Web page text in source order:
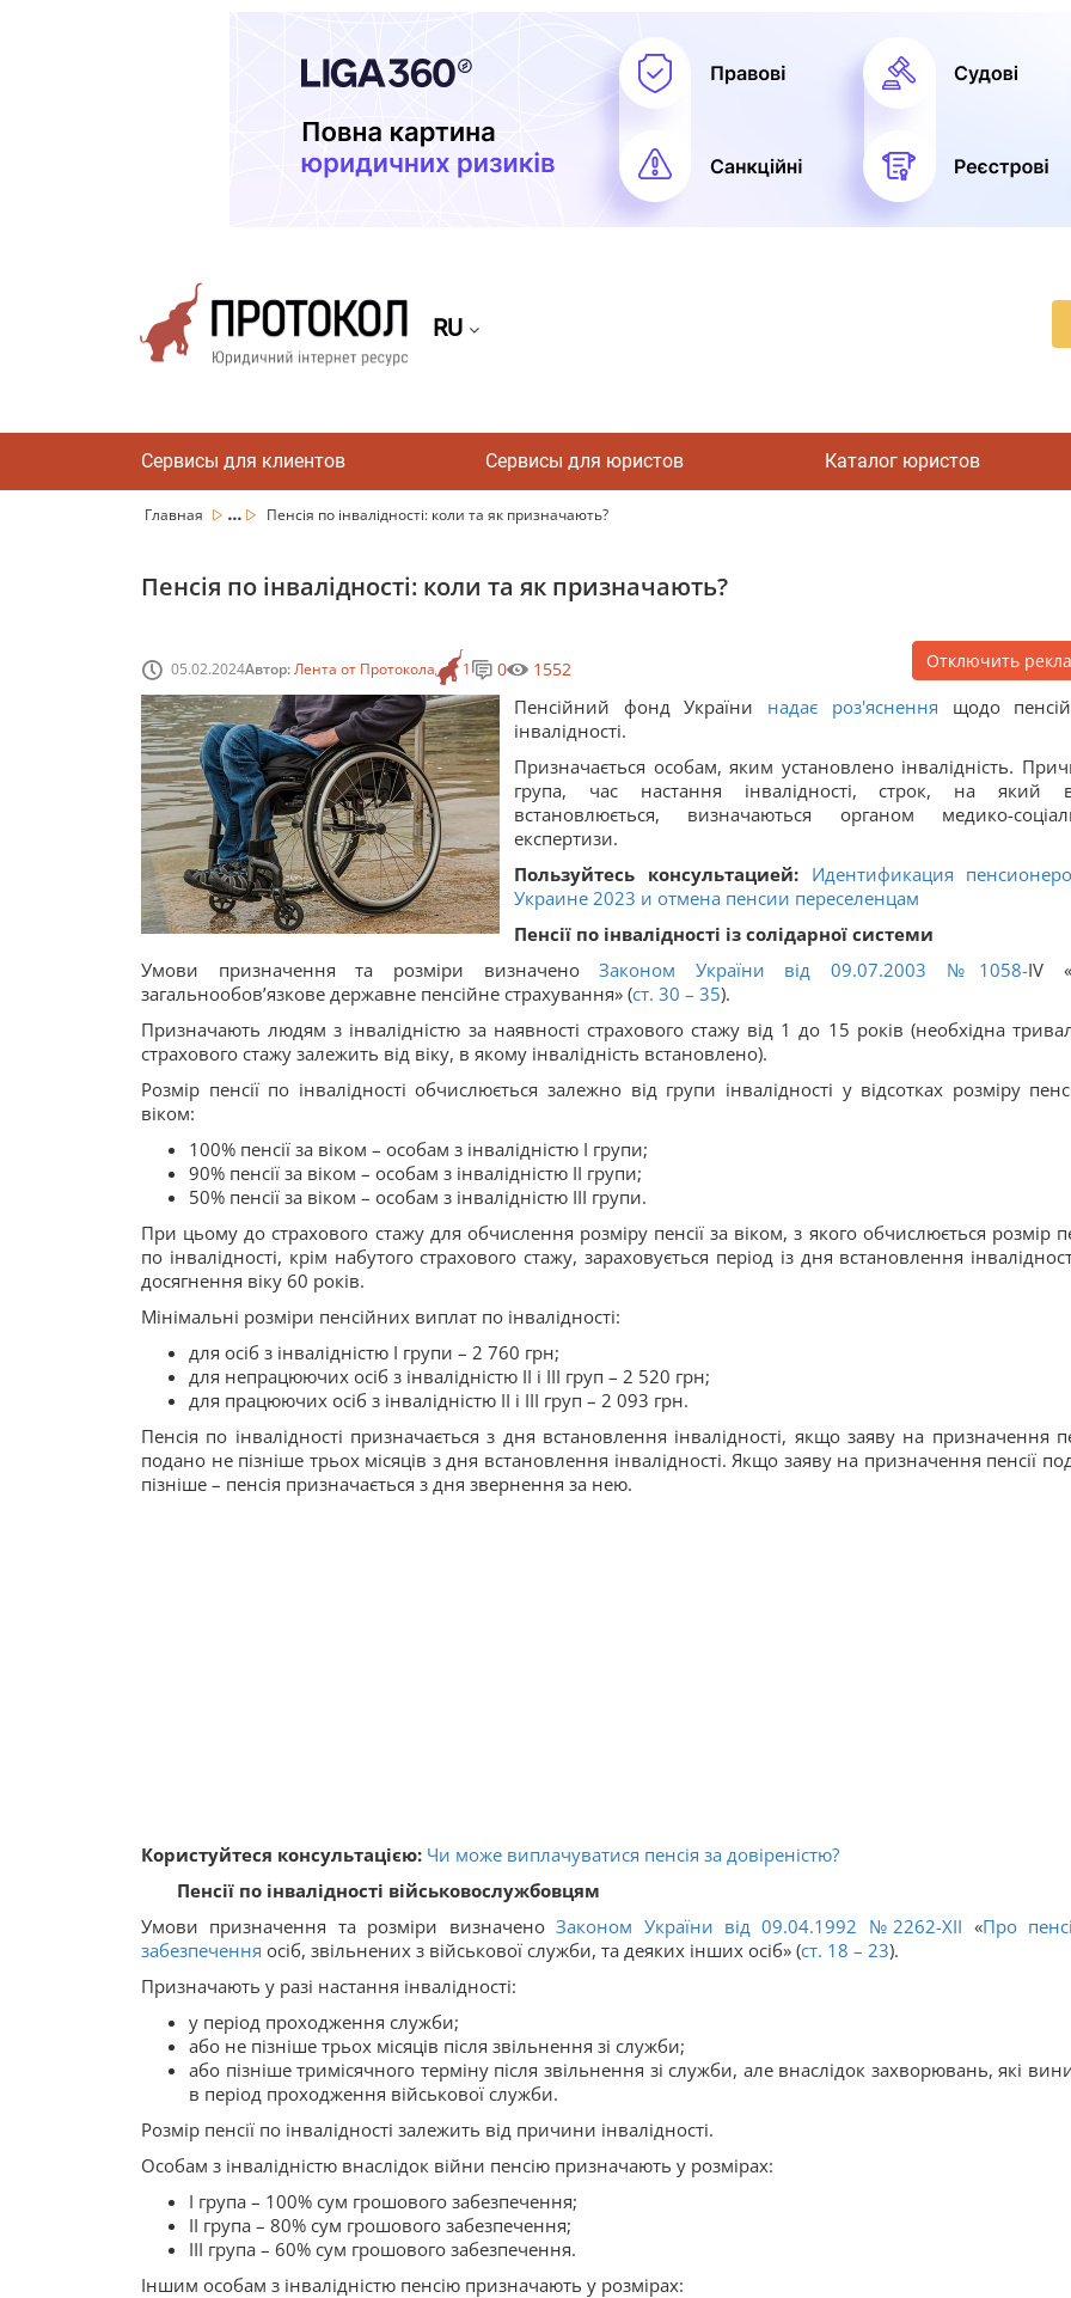
RU
Сервисы для клиентов Сервисы для юристов Каталог юристов
Главная ... Пенсія по інвалідності: коли та як призначають?
Пенсія по інвалідності: коли та як призначають?
05.02.2024Автор:Лента от Протокола 1 0 1552 Отключить
Пенсійний фонд України надає роз'яснення щодо
інвалідності.
Призначається особам, яким установлено інвалідність.
група, час настання інвалідності, строк, на який
встановлюється, визначаються органом медико-
експертизи.
Пользуйтесь консультацией:
Идентификация
Украине 2023 и отмена пенсии переселенцам
Пенсії по інвалідності із солідарної системи
Умови призначення та розміри визначеноЗаконом України від 09.07.2003 №1058-IV
загальнообов’язкове державне пенсійне страхування» (ст. 30 – 35).
Призначають людям з інвалідністю за наявності страхового стажу від 1 до 15 років (необхідна
страхового стажу залежить від віку, в якому інвалідність встановлено).
Розмір пенсії по інвалідності обчислюється залежно від групи інвалідності у відсотках розміру
віком:
100% пенсії за віком – особам з інвалідністю I групи;
90% пенсії за віком – особам з інвалідністю II групи;
50% пенсії за віком – особам з інвалідністю III групи.
При цьому до страхового стажу для обчислення розміру пенсії за віком, з якого обчислюється розмір
по інвалідності, крім набутого страхового стажу, зараховується період із дня встановлення
досягнення віку 60 років.
Мінімальні розміри пенсійних виплат по інвалідності:
для осіб з інвалідністю І групи – 2 760 грн;
для непрацюючих осіб з інвалідністю ІІ і ІІІ груп – 2 520 грн;
для працюючих осіб з інвалідністю ІІ і ІІІ груп – 2 093 грн.
Пенсія по інвалідності призначається з дня встановлення інвалідності, якщо заяву на призначення
подано не пізніше трьох місяців з дня встановлення інвалідності. Якщо заяву на призначення пенсії
пізніше – пенсія призначається з дня звернення за нею.
Користуйтеся консультацією: Чи може виплачуватися пенсія за довіреністю?
Пенсії по інвалідності військовослужбовцям
Умови призначення та розміри визначеноЗаконом України від 09.04.1992 №2262-ХІI «Про
забезпечення осіб, звільнених з військової служби, та деяких інших осіб» (ст. 18 – 23).
Призначають у разі настання інвалідності:
у період проходження служби;
або не пізніше трьох місяців після звільнення зі служби;
або пізніше тримісячного терміну після звільнення зі служби, але внаслідок захворювань, які
в період проходження військової служби.
Розмір пенсії по інвалідності залежить від причини інвалідності.
Особам з інвалідністю внаслідок війни пенсію призначають у розмірах:
I група – 100% сум грошового забезпечення;
II група – 80% сум грошового забезпечення;
III група – 60% сум грошового забезпечення.
Іншим особам з інвалідністю пенсію призначають у розмірах: